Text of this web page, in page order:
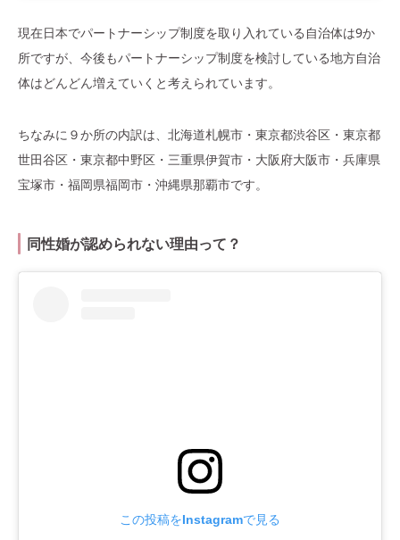
現在日本でパートナーシップ制度を取り入れている自治体は9か
所ですが、今後もパートナーシップ制度を検討している地方自治
体はどんどん増えていくと考えられています。
ちなみに９か所の内訳は、北海道札幌市・東京都渋谷区・東京都
世田谷区・東京都中野区・三重県伊賀市・大阪府大阪市・兵庫県
宝塚市・福岡県福岡市・沖縄県那覇市です。
同性婚が認められない理由って？
この投稿をInstagramで見る